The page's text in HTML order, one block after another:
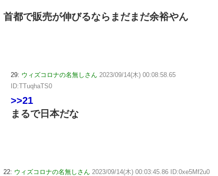
首都で販売が伸びるならまだまだ余裕やん
29: ウィズコロナの名無しさん 2023/09/14(木) 00:08:58.65
ID:TTuqhaTS0
>>21
まるで日本だな
22: ウィズコロナの名無しさん 2023/09/14(木) 00:03:45.86 ID:0xe5Mf2u0